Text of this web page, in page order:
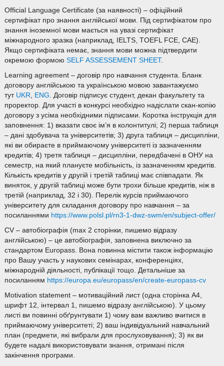
Official Language Certificate (за наявності) – офіційний
сертифікат про знання англійської мови. Під сертифікатом про
знання іноземної мови мається на увазі сертифікат
міжнародного зразка (наприклад, IELTS, TOEFL FCE, CAE).
Якщо сертифіката немає, знання мови можна підтвердити
окремою формою SELF ASSESSEMENT SHEET.
Learning agreement – договір про навчання студента. Бланк
договору англійською та українською мовою завантажуємо
тут UKR, ENG. Договір підписує студент, декан факультету та
проректор. Для участі в конкурсі необхідно надіслати скан-копію
договору з усіма необхідними підписами. Коротка інструкція для
заповнення: 1) вказати своє ім’я в колонтитулі; 2) перша таблиця
– дані здобувача та університетів; 3) друга таблиця – дисципліни,
які ви обираєте в приймаючому університеті із зазначенням
кредитів; 4) третя таблиця – дисципліни, передбачені в ОНУ на
семестр, на який плануєте мобільність, із зазначенням кредитів.
Кількість кредитів у другій і третій таблиці має співпадати. Як
виняток, у другій таблиці може бути трохи більше кредитів, ніж в
третій (наприклад, 32 і 30). Перелік курсів приймаючого
університету для складання договору про навчання – за
посиланнями https://www.polsl.pl/rn3-1-dwz-swm/en/subject-offer/
CV – автобіографія (max 2 сторінки, пишемо відразу
англійською) – це автобіографія, заповнена виключно за
стандартом Europass. Вона повинна містити також інформацію
про Вашу участь у наукових семінарах, конференціях,
міжнародній діяльності, публікації тощо. Детальніше за
посиланням https://europa.eu/europass/en/create-europass-cv
Motivation statement – мотиваційний лист (одна сторінка А4,
шрифт 12, інтервал 1, пишемо відразу англійською). У цьому
листі ви повинні обґрунтувати 1) чому вам важливо вчитися в
приймаючому університеті; 2) ваш індивідуальний навчальний
план (предмети, які вибрали для прослуховування); 3) як ви
будете надалі використовувати знання, отримані після
закінчення програми.